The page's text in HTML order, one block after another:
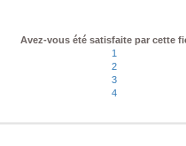
Avez-vous été satisfaite par cette
1
2
3
4